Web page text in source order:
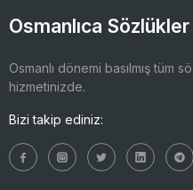
Osmanlıca Sözlükler
Osmanlı dönemi basılmış tüm
hizmetinizde.
Bizi takip ediniz: